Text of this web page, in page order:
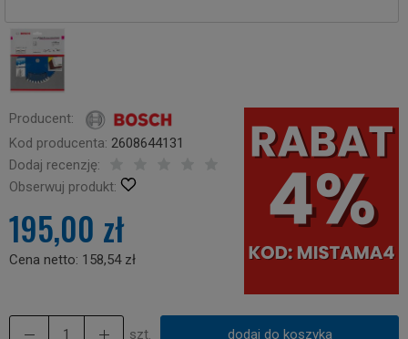
Producent:
Kod producenta: 2608644131
Dodaj recenzję:
Obserwuj produkt:
195,00 zł
Cena netto: 158,54 zł
szt. dodaj do koszyka